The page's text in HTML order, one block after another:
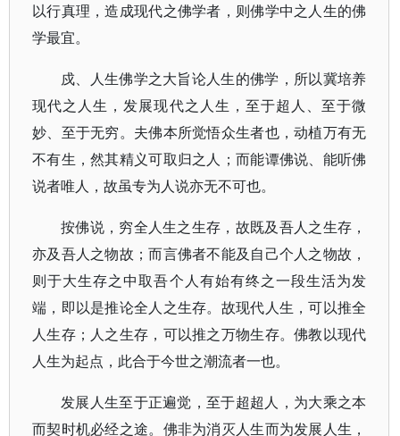
以行真理，造成现代之佛学者，则佛学中之人生的佛
学最宜。
戍、人生佛学之大旨论人生的佛学，所以冀培养
现代之人生，发展现代之人生，至于超人、至于微
妙、至于无穷。夫佛本所觉悟众生者也，动植万有无
不有生，然其精义可取归之人；而能谭佛说、能听佛
说者唯人，故虽专为人说亦无不可也。
按佛说，穷全人生之生存，故既及吾人之生存，
亦及吾人之物故；而言佛者不能及自己个人之物故，
则于大生存之中取吾个人有始有终之一段生活为发
端，即以是推论全人之生存。故现代人生，可以推全
人生存；人之生存，可以推之万物生存。佛教以现代
人生为起点，此合于今世之潮流者一也。
发展人生至于正遍觉，至于超超人，为大乘之本
而契时机必经之途。佛非为消灭人生而为发展人生，